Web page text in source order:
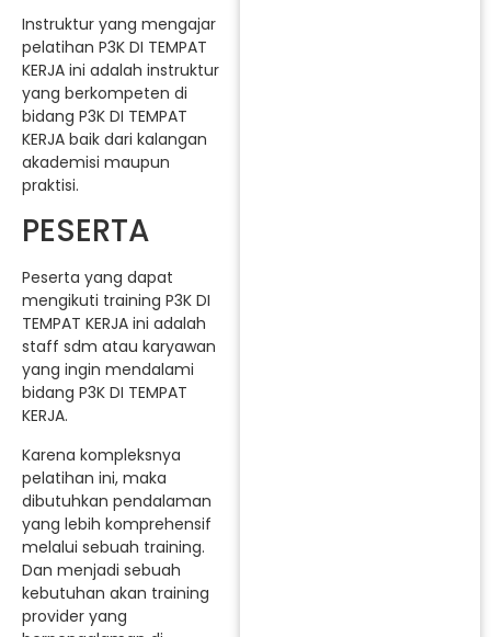
Instruktur yang mengajar
pelatihan P3K DI TEMPAT
KERJA ini adalah instruktur
yang berkompeten di
bidang P3K DI TEMPAT
KERJA baik dari kalangan
akademisi maupun
praktisi.
PESERTA
Peserta yang dapat
mengikuti training P3K DI
TEMPAT KERJA ini adalah
staff sdm atau karyawan
yang ingin mendalami
bidang P3K DI TEMPAT
KERJA.
Karena kompleksnya
pelatihan ini, maka
dibutuhkan pendalaman
yang lebih komprehensif
melalui sebuah training.
Dan menjadi sebuah
kebutuhan akan training
provider yang